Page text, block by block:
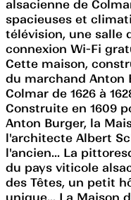
alsacienne de
spacieuses et
télévision, une salle
connexion Wi-Fi
Cette maison,
du marchand Anton
Colmar de 1626 à
Construite en 1609
Anton Burger, la
l'architecte Albert
l'ancien... La
du pays viticole
des Têtes, un petit
unique... La Maison